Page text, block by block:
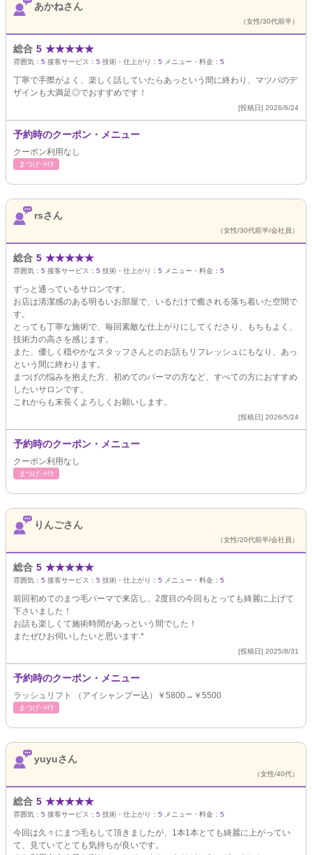
あかねさん
（女性/30代前半）
総合 5 ★★★★★
雰囲気： 5 接客サービス： 5 技術・仕上がり： 5 メニュー・料金： 5
丁寧で手際がよく、楽しく話していたらあっという間に終わり、マツパのデ
ザインも大満足◎でおすすめです！
[投稿日] 2026/6/24
予約時のクーポン・メニュー
クーポン利用なし
まつげ･ﾒｲｸ
rsさん
（女性/30代前半/会社員）
総合 5 ★★★★★
雰囲気： 5 接客サービス： 5 技術・仕上がり： 5 メニュー・料金： 5
ずっと通っているサロンです。
お店は清潔感のある明るいお部屋で、いるだけで癒される落ち着いた空間で
す。
とっても丁寧な施術で、毎回素敵な仕上がりにしてくださり、もちもよく、
技術力の高さを感じます。
また、優しく穏やかなスタッフさんとのお話もリフレッシュにもなり、あっ
という間に終わります。
まつげの悩みを抱えた方、初めてのパーマの方など、すべての方におすすめ
したいサロンです。
これからも末長くよろしくお願いします。
[投稿日] 2026/5/24
予約時のクーポン・メニュー
クーポン利用なし
まつげ･ﾒｲｸ
りんごさん
（女性/20代前半/会社員）
総合 5 ★★★★★
雰囲気： 5 接客サービス： 5 技術・仕上がり： 5 メニュー・料金： 5
前回初めてのまつ毛パーマで来店し、2度目の今回もとっても綺麗に上げて
下さいました！
お話も楽しくて施術時間があっという間でした！
またぜひお伺いしたいと思います.*
[投稿日] 2025/8/31
予約時のクーポン・メニュー
ラッシュリフト （アイシャンプー込）￥5800→￥5500
まつげ･ﾒｲｸ
yuyuさん
（女性/40代）
総合 5 ★★★★★
雰囲気： 5 接客サービス： 5 技術・仕上がり： 5 メニュー・料金： 5
今回は久々にまつ毛もして頂きましたが、1本1本とても綺麗に上がってい
て、見ていてとても気持ちが良いです。